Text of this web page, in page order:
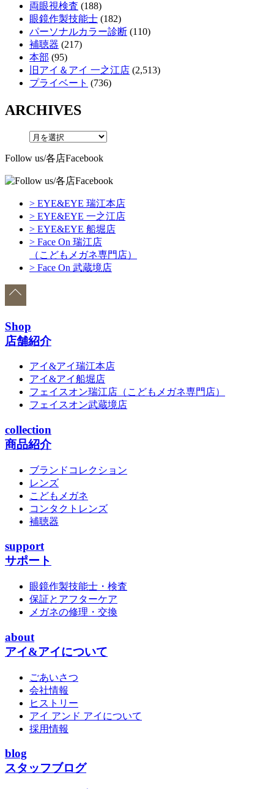
両眼視検査 (188)
眼鏡作製技能士 (182)
パーソナルカラー診断 (110)
補聴器 (217)
本部 (95)
旧アイ＆アイ 一之江店 (2,513)
プライベート (736)
ARCHIVES
Follow us/各店Facebook
> EYE&EYE 瑞江本店
> EYE&EYE 一之江店
> EYE&EYE 船堀店
> Face On 瑞江店
（こどもメガネ専門店）
> Face On 武蔵境店
Shop
店舗紹介
アイ&アイ瑞江本店
アイ&アイ船堀店
フェイスオン瑞江店 （こどもメガネ専門店）
フェイスオン武蔵境店
collection
商品紹介
ブランドコレクション
レンズ
こどもメガネ
コンタクトレンズ
補聴器
support
サポート
眼鏡作製技能士・検査
保証とアフターケア
メガネの修理・交換
about
アイ&アイについて
ごあいさつ
会社情報
ヒストリー
アイ アンド アイについて
採用情報
blog
スタッフブログ